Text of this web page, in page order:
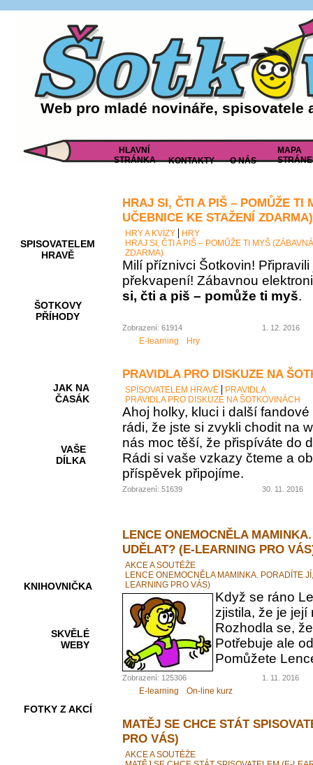
Web pro mladé novináře, spisovatele
HLAVNÍ
STRÁNKA
KONTAKTY O NÁS
MAPA
SPISOVATELEM
HRAVĚ
ŠOTKOVY
PŘÍHODY
JAK NA
ČASÁK
VAŠE
DÍLKA
KNIHOVNIČKA
SKVĚLÉ
WEBY
FOTKY Z AKCÍ
HRAJ SI, ČTI A PIŠ – POMŮŽE TI
UČEBNICE KE STAŽENÍ ZDARMA)
HRY A KVÍZY
HRY
HRAJ SI, ČTI A PIŠ – POMŮŽE TI MYŠ
ZDARMA)
Milí příznivci Šotkovin!
překvapení! Zábavnou
si, čti a piš – pomůže ti myš.
Zobrazení: 61914 1. 12. 2016
E-learning Hry
PRAVIDLA PRO DISKUZE NA
SPISOVATELEM HRAVĚ
PRAVIDLA
PRAVIDLA PRO DISKUZE NA ŠOTKOVINÁCH
Ahoj holky, kluci i další
rádi, že jste si zvykli chodit na
nás moc těší, že přispíváte do
Rádi si vaše vzkazy čteme a
příspěvek připojíme.
Zobrazení: 51639 30. 11. 2016
LENCE ONEMOCNĚLA
UDĚLAT? (E-LEARNING PRO
AKCE A SOUTĚŽE
LENCE ONEMOCNĚLA MAMINKA. PORADÍTE
LEARNING PRO VÁS)
Když se ráno
zjistila, že je její
Rozhodla se,
Potřebuje ale
Pomůžete
Zobrazení: 125306 1. 11. 2016
E-learning On-line kurz
MATĚJ SE CHCE STÁT
PRO VÁS)
AKCE A SOUTĚŽE